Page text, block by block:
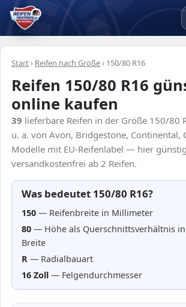
Start› Reifen nach Größe› 150/80 R16
Reifen 150/80 R16
online kaufen
39 lieferbare Reifen in der Größe 150/80
u. a. von Avon, Bridgestone, Continental,
Modelle mit EU-Reifenlabel — hier
versandkostenfrei ab 2 Reifen.
Was bedeutet 150/80 R16?
150 — Reifenbreite in Millimeter
80 — Höhe als Querschnittsverhältnis
Breite
R — Radialbauart
16 Zoll — Felgendurchmesser